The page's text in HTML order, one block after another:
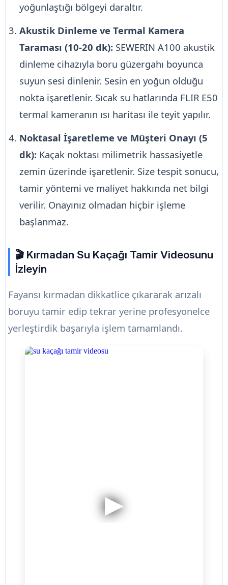
yoğunlaştığı bölgeyi daraltır.
Akustik Dinleme ve Termal Kamera
Taraması (10-20 dk): SEWERIN A100 akustik
dinleme cihazıyla boru güzergahı boyunca
suyun sesi dinlenir. Sesin en yoğun olduğu
nokta işaretlenir. Sıcak su hatlarında FLIR E50
termal kameranın ısı haritası ile teyit yapılır.
Noktasal İşaretleme ve Müşteri Onayı (5
dk): Kaçak noktası milimetrik hassasiyetle
zemin üzerinde işaretlenir. Size tespit sonucu,
tamir yöntemi ve maliyet hakkında net bilgi
verilir. Onayınız olmadan hiçbir işleme
başlanmaz.
🎬 Kırmadan Su Kaçağı Tamir Videosunu
İzleyin
Fayansı kırmadan dikkatlice çıkararak arızalı
boruyu tamir edip tekrar yerine profesyonelce
yerleştirdik başarıyla işlem tamamlandı.